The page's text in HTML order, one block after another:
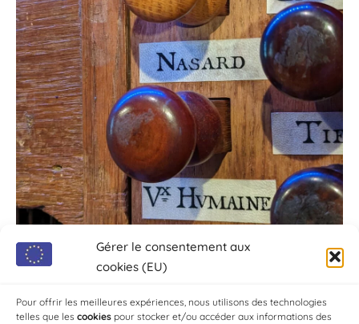
Gérer le consentement aux
cookies (EU)
Pour offrir les meilleures expériences, nous utilisons des technologies
telles que les cookies pour stocker et/ou accéder aux informations des